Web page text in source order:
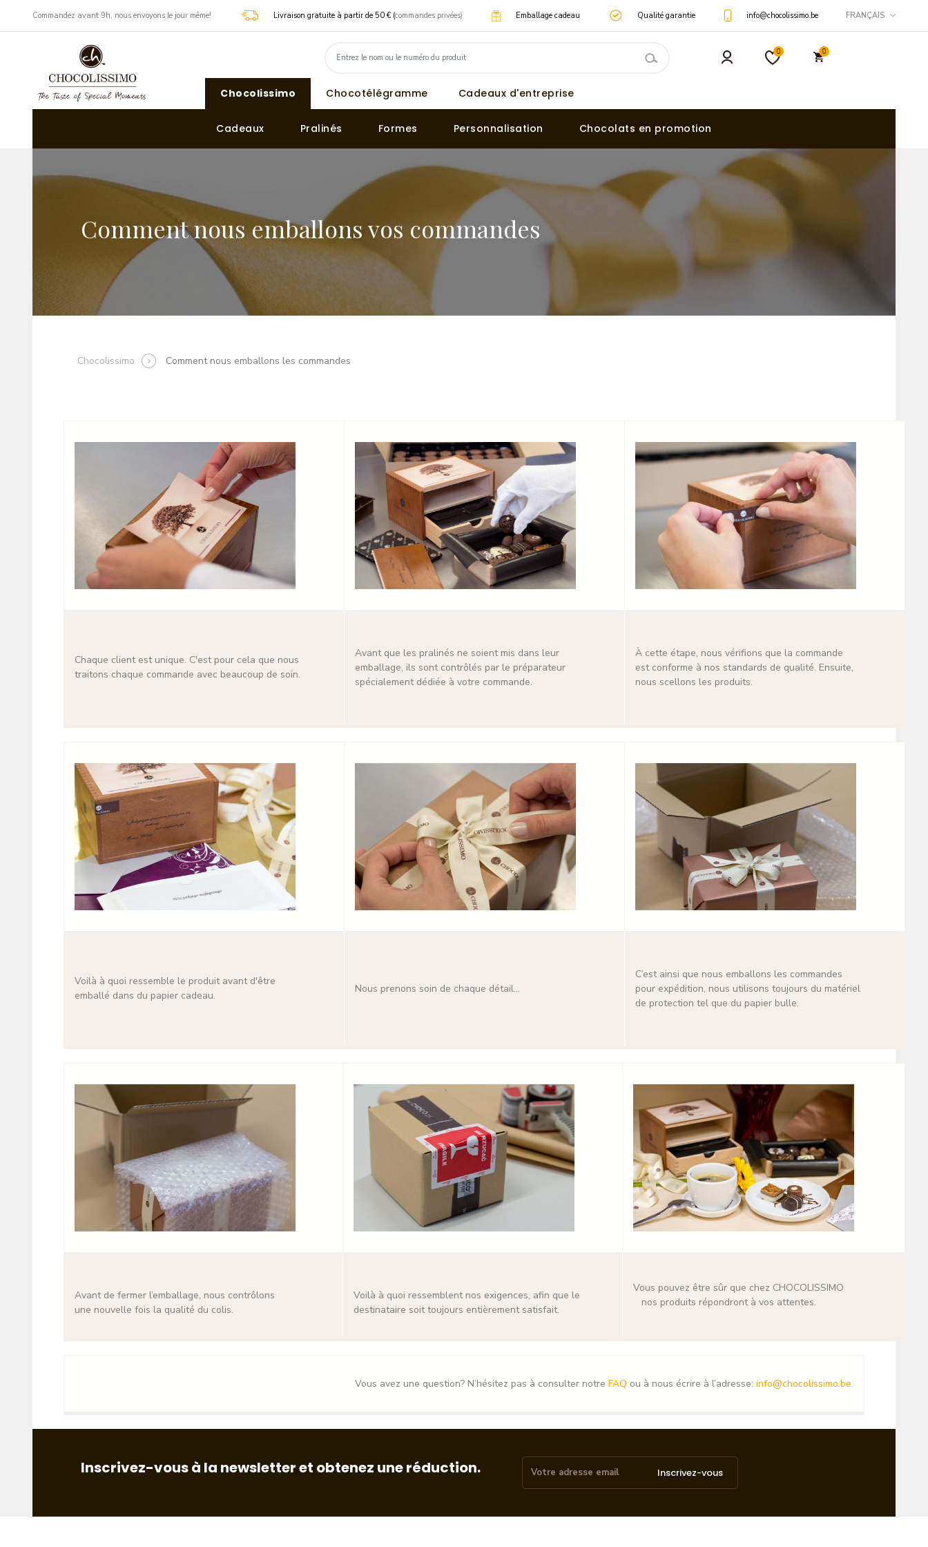
​Commandez avant 9h, nous envoyons le jour même! Livraison gratuite à partir de 50 € (commandes privées) Emballage cadeau Qualité garantie info@chocolissimo.be FRANÇAIS
0 0
Chocolissimo Chocotélégramme Cadeaux d'entreprise
Cadeaux Pralinés Formes Personnalisation Chocolats en promotion
Comment nous emballons vos commandes
Chocolissimo Comment nous emballons les commandes
Chaque client est unique. C'est pour cela que nous
traitons chaque commande avec beaucoup de soin.
Avant que les pralinés ne soient mis dans leur
emballage, ils sont contrôlés par le préparateur
spécialement dédiée à votre commande.
À cette étape, nous vérifions que la commande
est conforme à nos standards de qualité. Ensuite,
nous scellons les produits.
Voilà à quoi ressemble le produit avant d'être
emballé dans du papier cadeau.
Nous prenons soin de chaque détail...
C’est ainsi que nous emballons les commandes
pour expédition, nous utilisons toujours du matériel
de protection tel que du papier bulle.
Avant de fermer l’emballage, nous contrôlons
une nouvelle fois la qualité du colis.
Voilà à quoi ressemblent nos exigences, afin que le
destinataire soit toujours entièrement satisfait.
Vous pouvez être sûr que chez CHOCOLISSIMO
nos produits répondront à vos attentes.
Vous avez une question? N’hésitez pas à consulter notre FAQ ou à nous écrire à l’adresse: info@chocolissimo.be.
Inscrivez-vous à la newsletter et obtenez une réduction. Inscrivez-vous